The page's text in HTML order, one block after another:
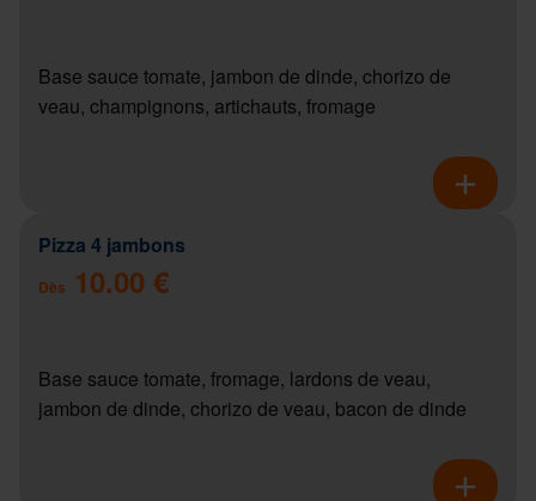
Base sauce tomate, jambon de dinde, chorizo de
veau, champignons, artichauts, fromage
Pizza 4 jambons
Dès 10.00 €
Base sauce tomate, fromage, lardons de veau,
jambon de dinde, chorizo de veau, bacon de dinde